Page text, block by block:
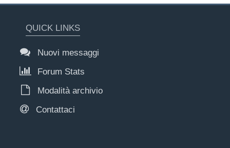
QUICK LINKS
Nuovi messaggi
Forum Stats
Modalità archivio
Contattaci